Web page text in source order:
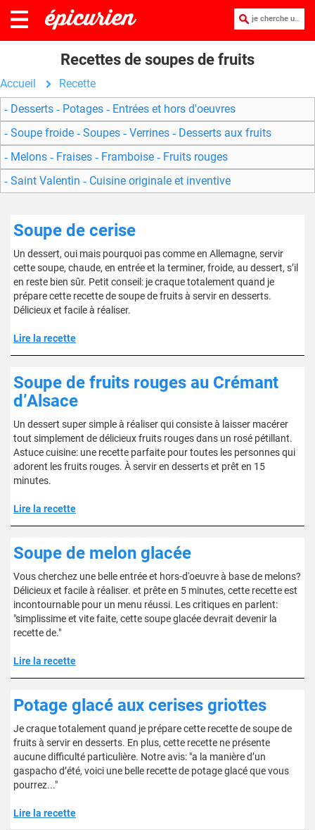
je cherche une recette :
Recettes de soupes de fruits
Accueil
Recette
Desserts
Potages
Entrées et hors d'oeuvres
Soupe froide
Soupes Verrines
Desserts aux fruits
Melons
Fraises Framboise
Fruits rouges
Saint Valentin
Cuisine originale et inventive
Soupe de cerise
Un dessert, oui mais pourquoi pas comme en Allemagne, servir
cette soupe, chaude, en entrée et la terminer, froide, au dessert, s’il
en reste bien sûr. Petit conseil: je craque totalement quand je
prépare cette recette de soupe de fruits à servir en desserts.
Délicieux et facile à réaliser.
Lire la recette
Soupe de fruits rouges au Crémant
d’Alsace
Un dessert super simple à réaliser qui consiste à laisser macérer
tout simplement de délicieux fruits rouges dans un rosé pétillant.
Astuce cuisine: une recette parfaite pour toutes les personnes qui
adorent les fruits rouges. À servir en desserts et prêt en 15
minutes.
Lire la recette
Soupe de melon glacée
Vous cherchez une belle entrée et hors-d'oeuvre à base de melons?
Délicieux et facile à réaliser. et prête en 5 minutes, cette recette est
incontournable pour un menu réussi. Les critiques en parlent:
"simplissime et vite faite, cette soupe glacée devrait devenir la
recette de."
Lire la recette
Potage glacé aux cerises griottes
Je craque totalement quand je prépare cette recette de soupe de
fruits à servir en desserts. En plus, cette recette ne présente
aucune difficulté particulière. Notre avis: "a la manière d’un
gaspacho d’été, voici une belle recette de potage glacé que vous
pourrez..."
Lire la recette